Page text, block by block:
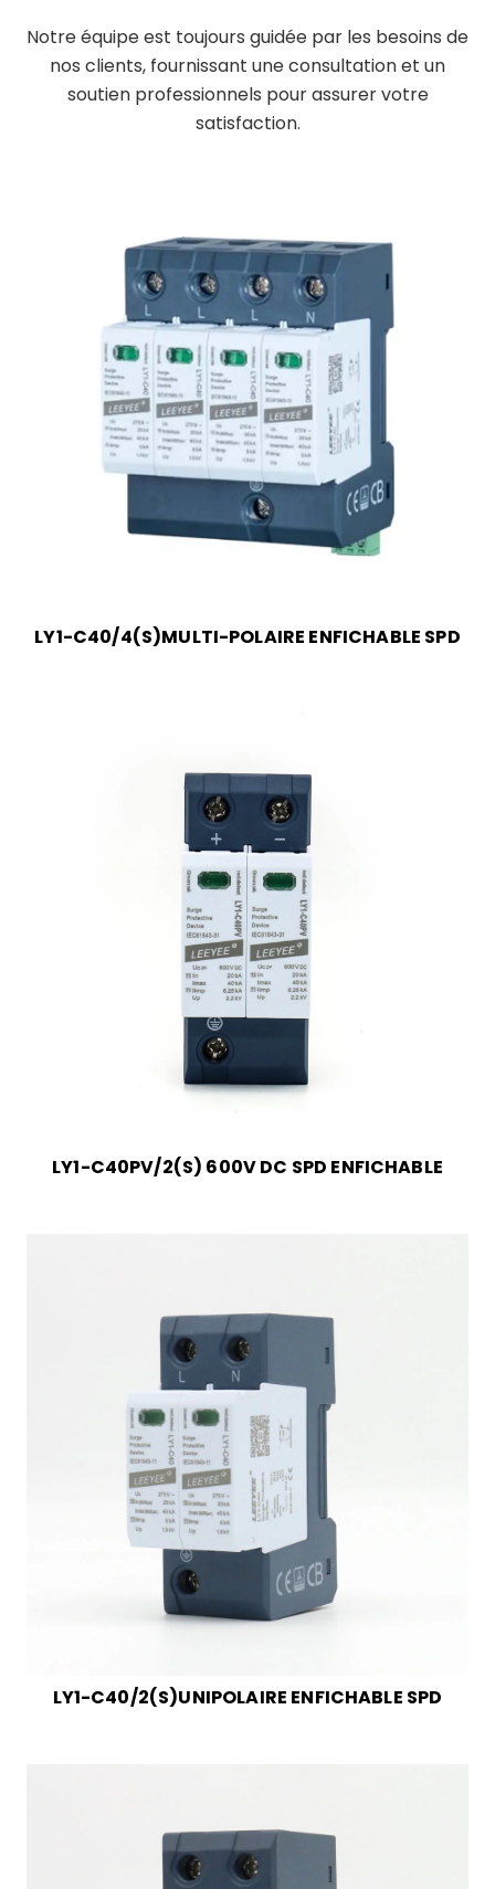
Notre équipe est toujours guidée par les besoins de
nos clients, fournissant une consultation et un
soutien professionnels pour assurer votre
satisfaction.
LY1-C40/4(S)MULTI-POLAIRE ENFICHABLE SPD
LY1-C40PV/2(S) 600V DC SPD ENFICHABLE
LY1-C40/2(S)UNIPOLAIRE ENFICHABLE SPD